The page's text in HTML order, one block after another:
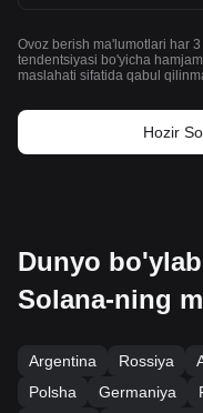
Ovoz berish ma'lumotlari har
tendentsiyasi bo'yicha
maslahati sifatida qabul
Hozir
Dunyo
Solana-ning
Argentina Rossiya
Polsha
Germaniya